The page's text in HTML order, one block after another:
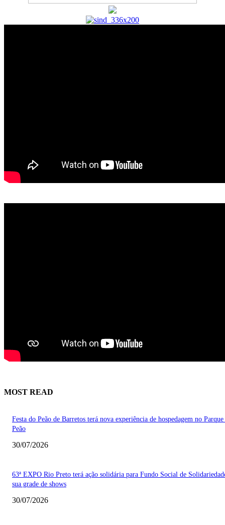
MOST READ
Festa do Peão de Barretos terá nova experiência de hospedagem no
Peão
30/07/2026
63ª EXPO Rio Preto terá ação solidária para Fundo Social de
sua grade de shows
30/07/2026